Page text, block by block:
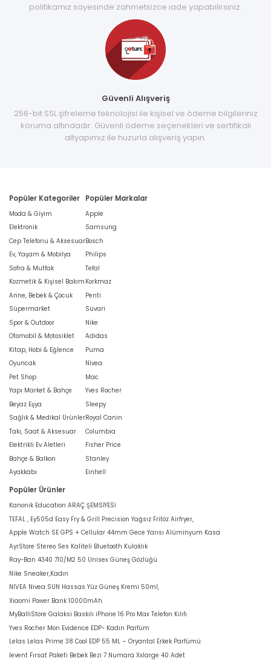
politikamız sayesinde zahmetsizce iade yapabilirsiniz.
Güvenli Alışveriş
256-bit SSL şifreleme teknolojisi ile kişisel ve ödeme bilgileriniz
koruma altındadır. Güvenli ödeme seçenekleri ve sertifikalı
altyapımız ile huzurla alışveriş yapın.
Popüler Kategoriler
Moda & Giyim
Elektronik
Cep Telefonu & Aksesuar
Ev, Yaşam & Mobilya
Sofra & Mutfak
Kozmetik & Kişisel Bakım
Anne, Bebek & Çocuk
Süpermarket
Spor & Outdoor
Otomobil & Motosiklet
Kitap, Hobi & Eğlence
Oyuncak
Pet Shop
Yapı Market & Bahçe
Beyaz Eşya
Sağlık & Medikal Ürünler
Takı, Saat & Aksesuar
Elektrikli Ev Aletleri
Bahçe & Balkon
Ayakkabı
Popüler Markalar
Apple
Samsung
Bosch
Philips
Tefal
Korkmaz
Penti
Süvari
Nike
Adidas
Puma
Nivea
Mac
Yves Rocher
Sleepy
Royal Canin
Columbia
Fisher Price
Stanley
Einhell
Popüler Ürünler
Kanonik Education ARAÇ ŞEMSİYESİ
TEFAL , Ey505d Easy Fry & Grill Precision Yağsız Fritöz Airfryer,
Apple Watch SE GPS + Cellular 44mm Gece Yarısı Alüminyum Kasa
AyrStore Stereo Ses Kaliteli Bluetooth Kulaklık
Ray-Ban 4340 710/M2 50 Unisex Güneş Gözlüğü
Nike Sneaker,Kadın
NIVEA Nivea SUN Hassas Yüz Güneş Kremi 50ml,
Xiaomi Power Bank 10000mAh
MyBalliStore Galaksi Baskılı iPhone 16 Pro Max Telefon Kılıfı
Yves Rocher Mon Evidence EDP- Kadın Parfüm
Lelas Lelas Prime 38 Cool EDP 55 ML – Oryantal Erkek Parfümü
levent Fırsat Paketi Bebek Bezi 7 Numara Xxlarge 40 Adet